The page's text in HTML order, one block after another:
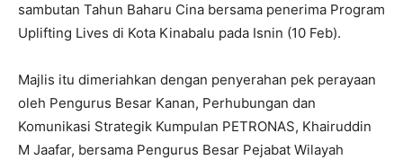
sambutan Tahun Baharu Cina bersama penerima Program
Uplifting Lives di Kota Kinabalu pada Isnin (10 Feb).
Majlis itu dimeriahkan dengan penyerahan pek perayaan
oleh Pengurus Besar Kanan, Perhubungan dan
Komunikasi Strategik Kumpulan PETRONAS, Khairuddin
M Jaafar, bersama Pengurus Besar Pejabat Wilayah